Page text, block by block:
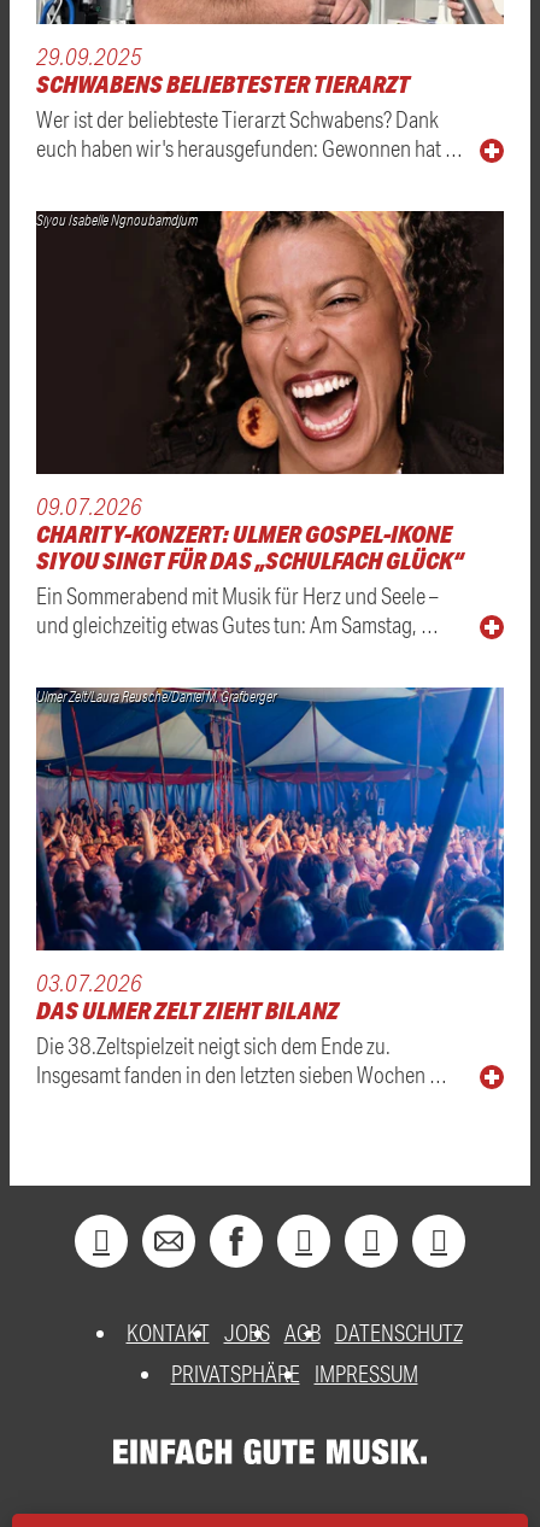
29.09.2025
SCHWABENS BELIEBTESTER TIERARZT
Wer ist der beliebteste Tierarzt Schwabens? Dank
euch haben wir's herausgefunden: Gewonnen hat …
Siyou Isabelle Ngnoubamdjum
09.07.2026
CHARITY-KONZERT: ULMER GOSPEL-IKONE
SIYOU SINGT FÜR DAS „SCHULFACH GLÜCK“
Ein Sommerabend mit Musik für Herz und Seele –
und gleichzeitig etwas Gutes tun: Am Samstag, …
Ulmer Zelt/Laura Reusche/Daniel M. Grafberger
03.07.2026
DAS ULMER ZELT ZIEHT BILANZ
Die 38.Zeltspielzeit neigt sich dem Ende zu.
Insgesamt fanden in den letzten sieben Wochen …
KONTAKT JOBS AGB DATENSCHUTZ
PRIVATSPHÄRE
IMPRESSUM